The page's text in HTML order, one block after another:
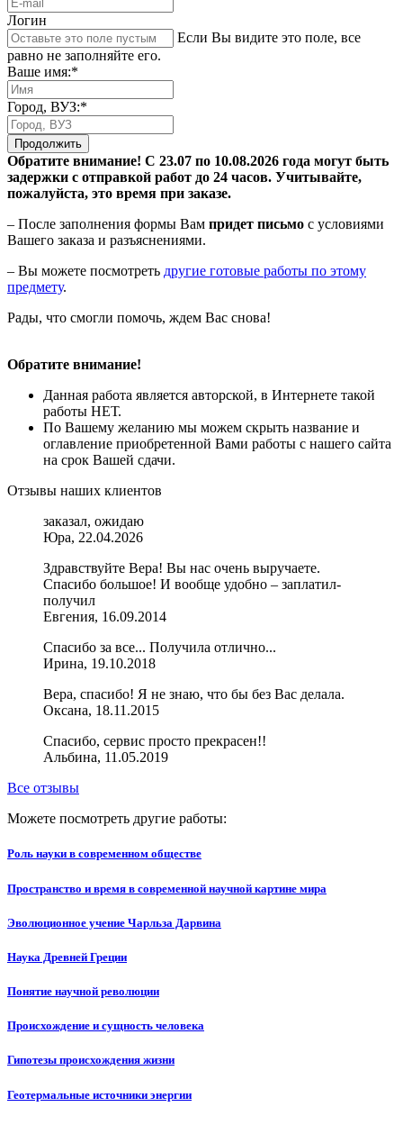
Логин
Если Вы видите это поле, все
равно не заполняйте его.
Ваше имя:*
Город, ВУЗ:*
Продолжить
Обратите внимание! С 23.07 по 10.08.2026 года могут быть
задержки с отправкой работ до 24 часов. Учитывайте,
пожалуйста, это время при заказе.
– После заполнения формы Вам придет письмо с условиями
Вашего заказа и разъяснениями.
– Вы можете посмотреть другие готовые работы по этому
предмету.
Рады, что смогли помочь, ждем Вас снова!
Обратите внимание!
Данная работа является авторской, в Интернете такой
работы НЕТ.
По Вашему желанию мы можем скрыть название и
оглавление приобретенной Вами работы с нашего сайта
на срок Вашей сдачи.
Отзывы наших клиентов
заказал, ожидаю
Юра, 22.04.2026
Здравствуйте Вера! Вы нас очень выручаете.
Спасибо большое! И вообще удобно – заплатил-
получил
Евгения, 16.09.2014
Спасибо за все... Получила отлично...
Ирина, 19.10.2018
Вера, спасибо! Я не знаю, что бы без Вас делала.
Оксана, 18.11.2015
Спасибо, сервис просто прекрасен!!
Альбина, 11.05.2019
Все отзывы
Можете посмотреть другие работы:
Роль науки в современном обществе
Пространство и время в современной научной картине мира
Эволюционное учение Чарльза Дарвина
Наука Древней Греции
Понятие научной революции
Происхождение и сущность человека
Гипотезы происхождения жизни
Геотермальные источники энергии